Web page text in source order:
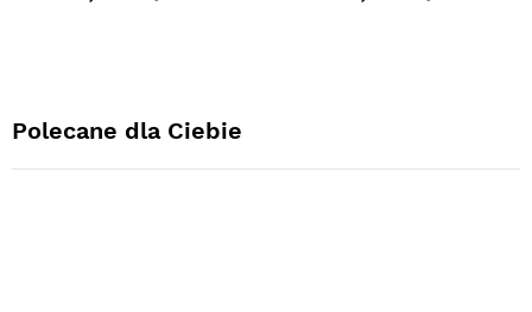
Polecane dla Ciebie